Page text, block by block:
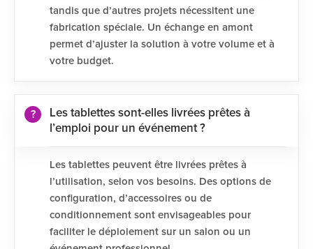
tandis que d’autres projets nécessitent une
fabrication spéciale. Un échange en amont
permet d’ajuster la solution à votre volume et à
votre budget.
Les tablettes sont-elles livrées prêtes à
l’emploi pour un événement ?
Les tablettes peuvent être livrées prêtes à
l’utilisation, selon vos besoins. Des options de
configuration, d’accessoires ou de
conditionnement sont envisageables pour
faciliter le déploiement sur un salon ou un